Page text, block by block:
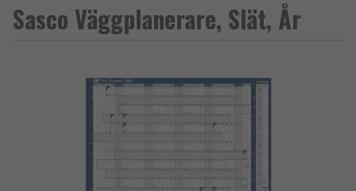
Sasco Väggplanerare, Slät, År